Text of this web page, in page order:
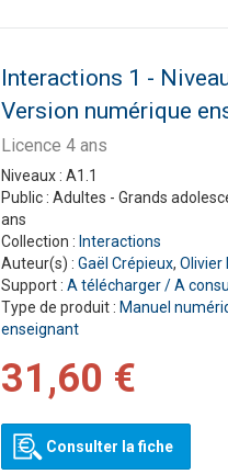
Interactions 1 -
Version numérique
Licence 4 ans
Niveaux : A1.1
Public : Adultes - Grands
ans
Collection : Interactions
Auteur(s) : Gaël Crépieux, Olivier
Support : A télécharger / A
Type de produit : Manuel
enseignant
31,60 €
Consulter la fiche